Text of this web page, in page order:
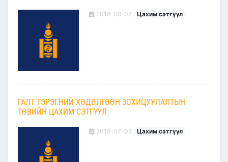
2018-08-07 Цахим сэтгүүл
ГАЛТ ТЭРЭГНИЙ ХӨДӨЛГӨӨН ЗОХИЦУУЛАЛТЫН
ТӨВИЙН ЦАХИМ СЭТГҮҮЛ
2018-07-06 Цахим сэтгүүл